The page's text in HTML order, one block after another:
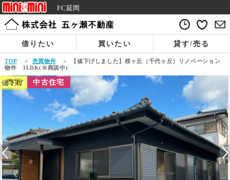
FC延岡
借りたい 買いたい 貸す/売る
TOP > 売買物件 >
【値下げしました】桜ヶ丘（千代ヶ丘）リノベーション
物件 3LDK(※商談中)
売買
値下げ 中古住宅